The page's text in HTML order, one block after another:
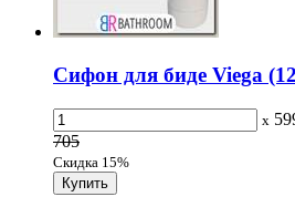
Сифон для биде Viega
x
705
Скидка 15%